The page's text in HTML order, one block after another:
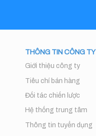
THÔNG TIN CÔNG TY
Giới thiệu công ty
Tiêu chí bán hàng
Đối tác chiến lược
Hệ thống trung tâm
Thông tin tuyển dụng